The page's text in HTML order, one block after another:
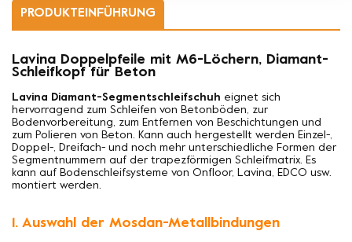
PRODUKTEINFÜHRUNG
Lavina Doppelpfeile mit M6-Löchern, Diamant-
Schleifkopf für Beton
Lavina Diamant-Segmentschleifschuh eignet sich
hervorragend zum Schleifen von Betonböden, zur
Bodenvorbereitung, zum Entfernen von Beschichtungen und
zum Polieren von Beton. Kann auch hergestellt werden Einzel-,
Doppel-, Dreifach- und noch mehr unterschiedliche Formen der
Segmentnummern auf der trapezförmigen Schleifmatrix. Es
kann auf Bodenschleifsysteme von Onfloor, Lavina, EDCO usw.
montiert werden.
1. Auswahl der Mosdan-Metallbindungen